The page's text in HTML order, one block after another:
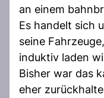
an einem
Es handelt sich
seine
induktiv laden
Bisher war das
eher